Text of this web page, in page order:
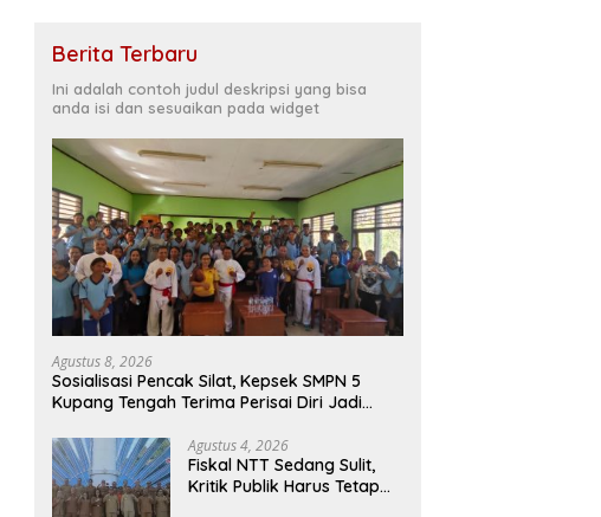
Berita Terbaru
Ini adalah contoh judul deskripsi yang bisa
anda isi dan sesuaikan pada widget
Agustus 8, 2026
Sosialisasi Pencak Silat, Kepsek SMPN 5
Kupang Tengah Terima Perisai Diri Jadi
Agustus 4, 2026
Fiskal NTT Sedang Sulit,
Kritik Publik Harus Tetap